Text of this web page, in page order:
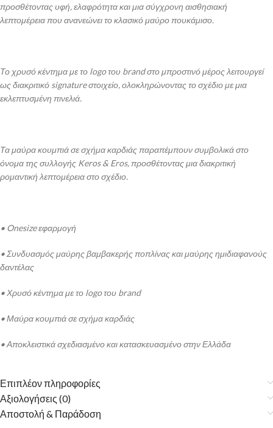
προσθέτοντας υφή, ελαφρότητα και μια σύγχρονη αισθησιακή
λεπτομέρεια που ανανεώνει το κλασικό μαύρο πουκάμισο.
Το χρυσό κέντημα με το logo του brand στο μπροστινό μέρος λειτουργεί
ως διακριτικό signature στοιχείο, ολοκληρώνοντας το σχέδιο με μια
εκλεπτυσμένη πινελιά.
Τα μαύρα κουμπιά σε σχήμα καρδιάς παραπέμπουν συμβολικά στο
όνομα της συλλογής Keros & Eros, προσθέτοντας μια διακριτική
ρομαντική λεπτομέρεια στο σχέδιο.
• Onesize εφαρμογή
• Συνδυασμός μαύρης βαμβακερής ποπλίνας και μαύρης ημιδιαφανούς
δαντέλας
• Χρυσό κέντημα με το logo του brand
• Μαύρα κουμπιά σε σχήμα καρδιάς
• Αποκλειστικά σχεδιασμένο και κατασκευασμένο στην Ελλάδα
Επιπλέον πληροφορίες
Αξιολογήσεις (0)
Αποστολή & Παράδοση